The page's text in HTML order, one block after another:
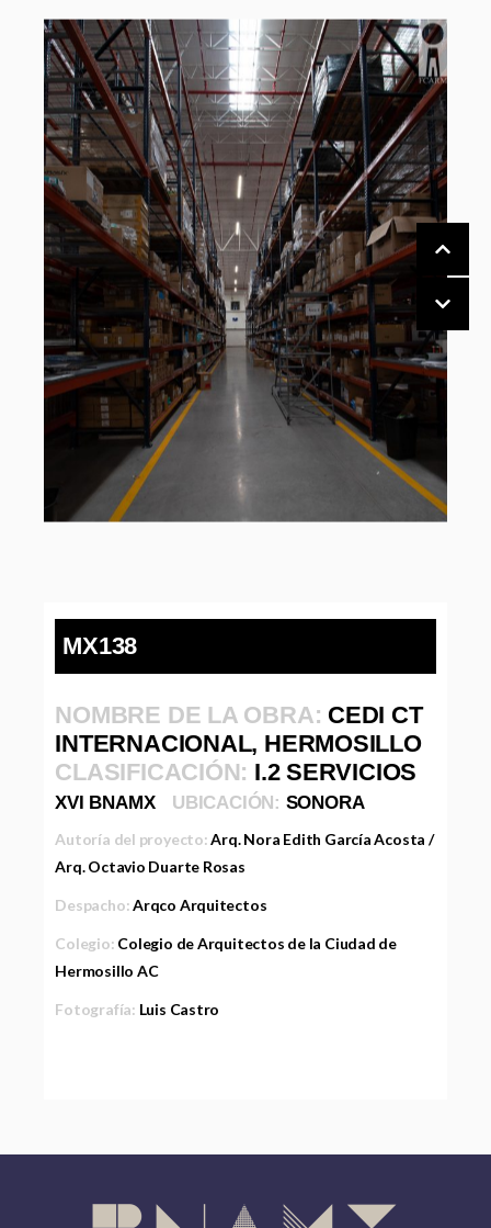
MX138
NOMBRE DE LA OBRA: CEDI CT
INTERNACIONAL, HERMOSILLO
CLASIFICACIÓN: I.2 SERVICIOS
XVI BNAMX UBICACIÓN: SONORA
Autoría del proyecto:Arq. Nora Edith García Acosta /
Arq. Octavio Duarte Rosas
Despacho:Arqco Arquitectos
Colegio: Colegio de Arquitectos de la Ciudad de
Hermosillo AC
Fotografía: Luis Castro